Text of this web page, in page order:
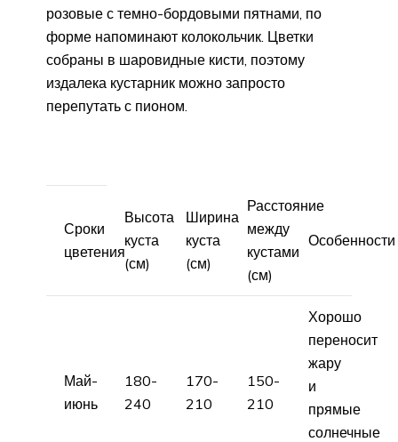
розовые с темно-бордовыми пятнами, по
форме напоминают колокольчик. Цветки
собраны в шаровидные кисти, поэтому
издалека кустарник можно запросто
перепутать с пионом.
Сроки
цветения
Высота
куста
(см)
Ширина
куста
(см)
Расстояние
между
кустами
(см)
Особенности
Май-
июнь
180-
240
170-
210
150-
210
Хорошо
переносит
жару
и
прямые
солнечные